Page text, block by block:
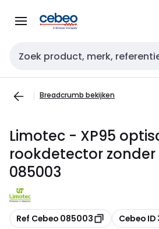
naar
naar
Zoekveld invoer
Breadcrumb bekijken
Limotec - XP95
rookdetector
085003
Kopiëren
Ref Cebeo 085003 Kopiëren
Cebeo ID